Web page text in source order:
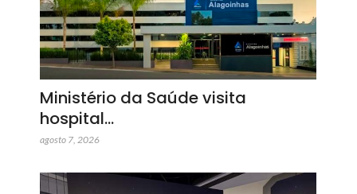
Ministério da Saúde visita
hospital…
agosto 7, 2026